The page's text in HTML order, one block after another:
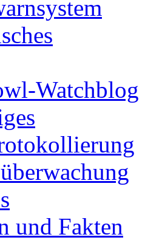
Watchblog
und Fakten